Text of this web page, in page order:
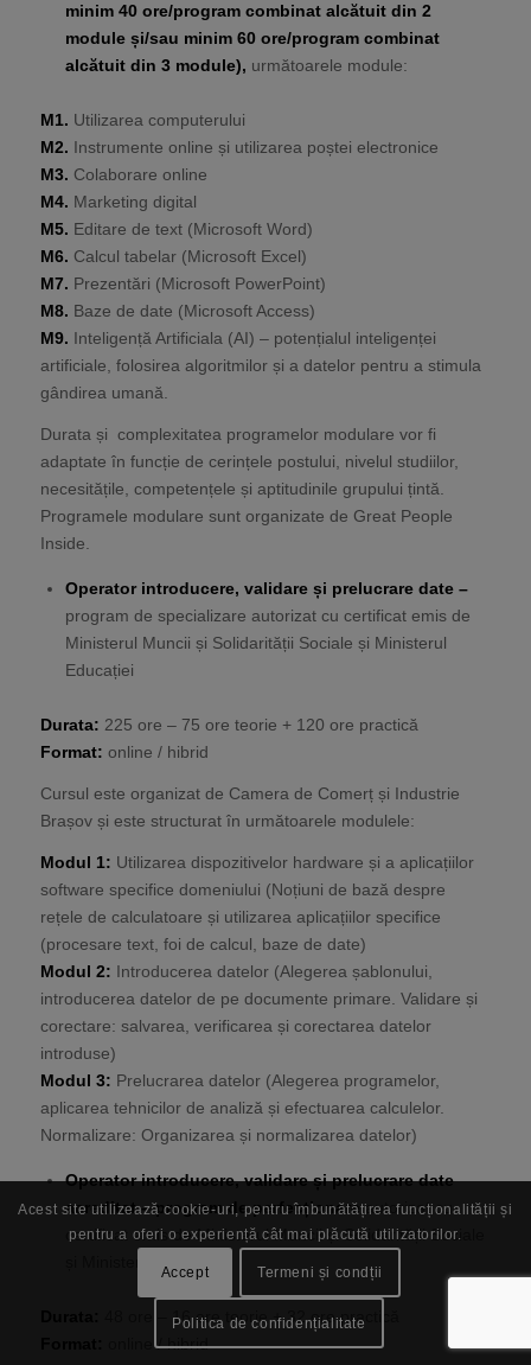
minim 40 ore/program combinat alcătuit din 2
module și/sau minim 60 ore/program combinat
alcătuit din 3 module), următoarele module:
M1. Utilizarea computerului
M2. Instrumente online și utilizarea poștei electronice
M3. Colaborare online
M4. Marketing digital
M5. Editare de text (Microsoft Word)
M6. Calcul tabelar (Microsoft Excel)
M7. Prezentări (Microsoft PowerPoint)
M8. Baze de date (Microsoft Access)
M9. Inteligență Artificiala (AI) – potențialul inteligenței
artificiale, folosirea algoritmilor și a datelor pentru a stimula
gândirea umană.
Durata și complexitatea programelor modulare vor fi
adaptate în funcție de cerințele postului, nivelul studiilor,
necesitățile, competențele și aptitudinile grupului țintă.
Programele modulare sunt organizate de Great People
Inside.
Operator introducere, validare și prelucrare date –
program de specializare autorizat cu certificat emis de
Ministerul Muncii și Solidarității Sociale și Ministerul
Educației
Durata: 225 ore – 75 ore teorie + 120 ore practică
Format: online / hibrid
Cursul este organizat de Camera de Comerț și Industrie
Brașov și este structurat în următoarele modulele:
Modul 1: Utilizarea dispozitivelor hardware și a aplicațiilor
software specifice domeniului (Noțiuni de bază despre
rețele de calculatoare și utilizarea aplicațiilor specifice
(procesare text, foi de calcul, baze de date)
Modul 2: Introducerea datelor (Alegerea șablonului,
introducerea datelor de pe documente primare. Validare și
corectare: salvarea, verificarea și corectarea datelor
introduse)
Modul 3: Prelucrarea datelor (Alegerea programelor,
aplicarea tehnicilor de analiză și efectuarea calculelor.
Normalizare: Organizarea și normalizarea datelor)
Operator introducere, validare și prelucrare date
acreditat – program de perfecționareautorizat cu
certificat emis de Ministerul Muncii și Solidarității Sociale
48 ore – 16 ore teorie + 32 ore practică
online / hibrid
Acest site utilizează cookie-uri, pentru îmbunătățirea funcționalității și
pentru a oferi o experiență cât mai plăcută utilizatorilor.
Accept Termeni și condții
Politica de confidențialitate